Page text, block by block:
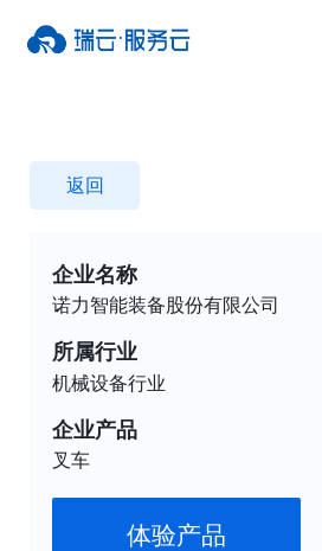
返回
企业名称
诺力智能装备股份有限公司
所属行业
机械设备行业
企业产品
叉车
体验产品